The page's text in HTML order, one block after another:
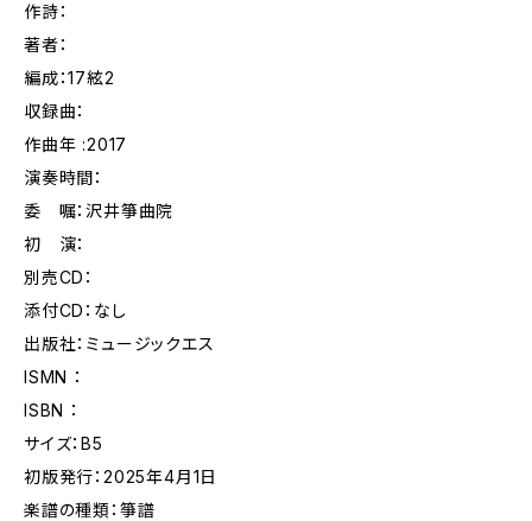
作詩：
著者：
編成：17絃2
収録曲：
作曲年 :2017
演奏時間：
委 嘱：沢井箏曲院
初 演：
別売CD：
添付CD：なし
出版社：ミュージックエス
ISMN ：
ISBN ：
サイズ：B5
初版発行：2025年4月1日
楽譜の種類：箏譜